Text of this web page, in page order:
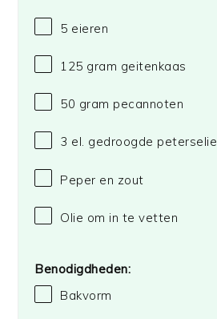
5 eieren
125 gram geitenkaas
50 gram pecannoten
3 el. gedroogde peterselie
Peper en zout
Olie om in te vetten
Benodigdheden:
Bakvorm